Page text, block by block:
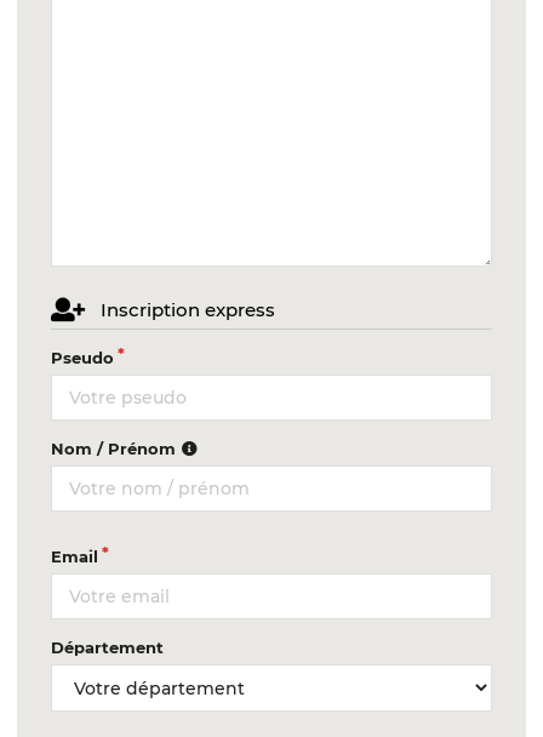
Inscription express
Pseudo
Nom / Prénom
Email
Département